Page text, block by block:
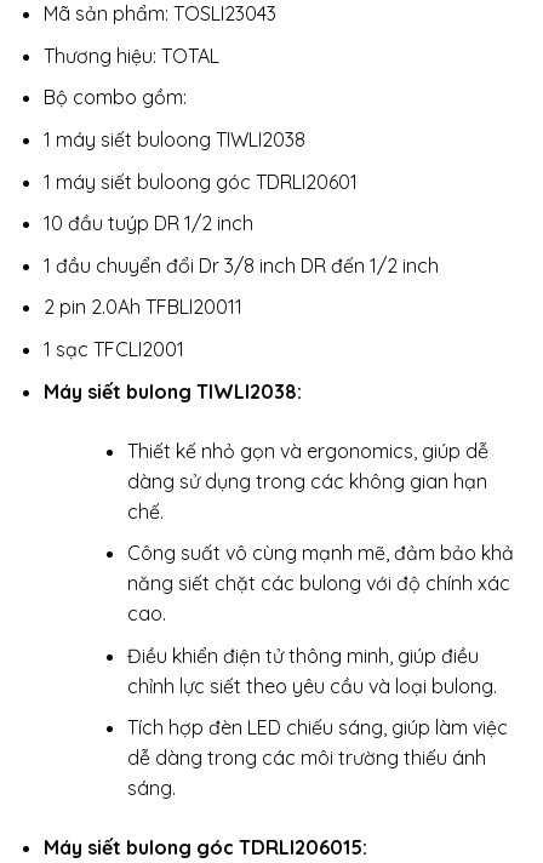
Mã sản phẩm: TOSLI23043
Thương hiệu: TOTAL
Bộ combo gồm:
1 máy siết buloong TIWLI2038
1 máy siết buloong góc TDRLI20601
10 đầu tuýp DR 1/2 inch
1 đầu chuyển đổi Dr 3/8 inch DR đến 1/2 inch
2 pin 2.0Ah TFBLI20011
1 sạc TFCLI2001
Máy siết bulong TIWLI2038:
Thiết kế nhỏ gọn và ergonomics, giúp dễ
dàng sử dụng trong các không gian hạn
chế.
Công suất vô cùng mạnh mẽ, đảm bảo khả
năng siết chặt các bulong với độ chính xác
cao.
Điều khiển điện tử thông minh, giúp điều
chỉnh lực siết theo yêu cầu và loại bulong.
Tích hợp đèn LED chiếu sáng, giúp làm việc
dễ dàng trong các môi trường thiếu ánh
sáng.
Máy siết bulong góc TDRLI206015: